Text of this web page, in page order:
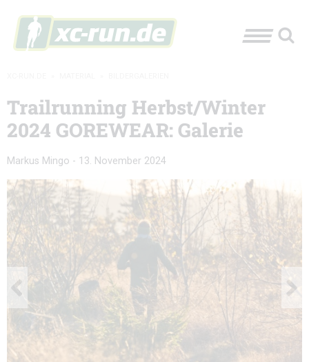
Trailrunning Herbst/Winter
2024 GOREWEAR: Galerie
Markus Mingo - 13. November 2024